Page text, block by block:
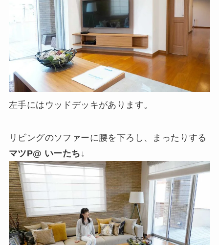
左手にはウッドデッキがあります。
リビングのソファーに腰を下ろし、まったりする
マツP@ いーたち ↓